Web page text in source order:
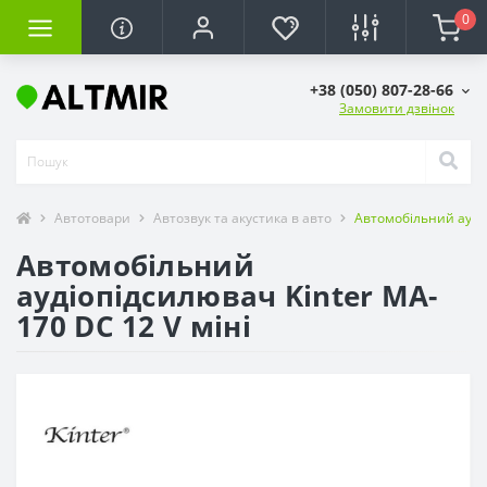
0
+38 (050) 807-28-66
Замовити дзвінок
Автотовари Автозвук та акустика в авто Автомобільний
Автомобільний
аудіопідсилювач Kinter MA-
170 DC 12 V міні